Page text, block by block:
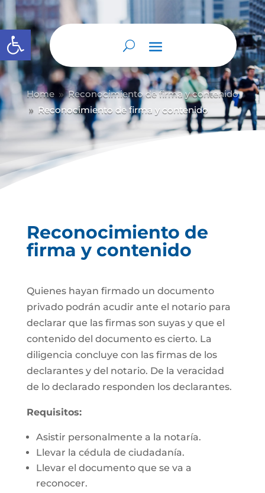
Abrir barra de herramientas
Home 9 Reconocimiento de firma y contenido
9 Reconocimiento de firma y contenido
Reconocimiento de
firma y contenido
Quienes hayan firmado un documento
privado podrán acudir ante el notario para
declarar que las firmas son suyas y que el
contenido del documento es cierto. La
diligencia concluye con las firmas de los
declarantes y del notario. De la veracidad
de lo declarado responden los declarantes.
Requisitos:
Asistir personalmente a la notaría.
Llevar la cédula de ciudadanía.
Llevar el documento que se va a
reconocer.